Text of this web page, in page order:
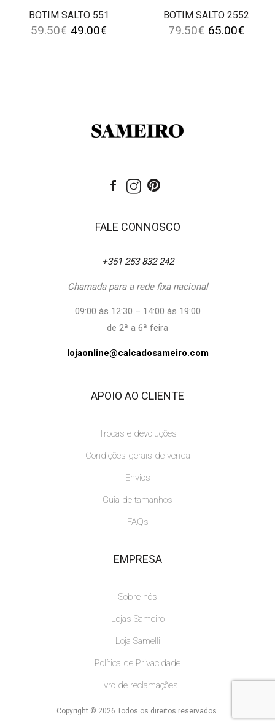
BOTIM SALTO 551
59.50€ 49.00€
BOTIM SALTO 2552
79.50€ 65.00€
FALE CONNOSCO
+351 253 832 242
Chamada para a rede fixa nacional
09:00 às 12:30 – 14:00 às 19:00
de 2ª a 6ª feira
lojaonline@calcadosameiro.com
APOIO AO CLIENTE
Trocas e devoluções
Condições gerais de venda
Envios
Guia de tamanhos
FAQs
EMPRESA
Sobre nós
Lojas Sameiro
Loja Samelli
Política de Privacidade
Livro de reclamações
Copyright © 2026 Todos os direitos reservados.